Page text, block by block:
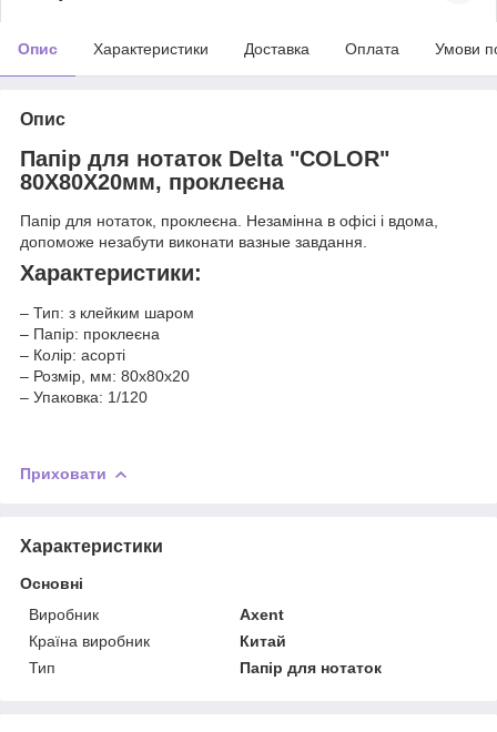
Опис Характеристики Доставка Оплата Умови
Опис
Папір для нотаток Delta "COLOR"
80Х80Х20мм, проклеєна
Папір для нотаток, проклеєна. Незамінна в офісі і вдома,
допоможе незабути виконати вазные завдання.
Характеристики:
– Тип: з клейким шаром
– Папір: проклеєна
– Колір: асорті
– Розмір, мм: 80x80x20
– Упаковка: 1/120
Приховати
Характеристики
Основні
Виробник
Axent
Країна виробник
Китай
Тип
Папір для нотаток